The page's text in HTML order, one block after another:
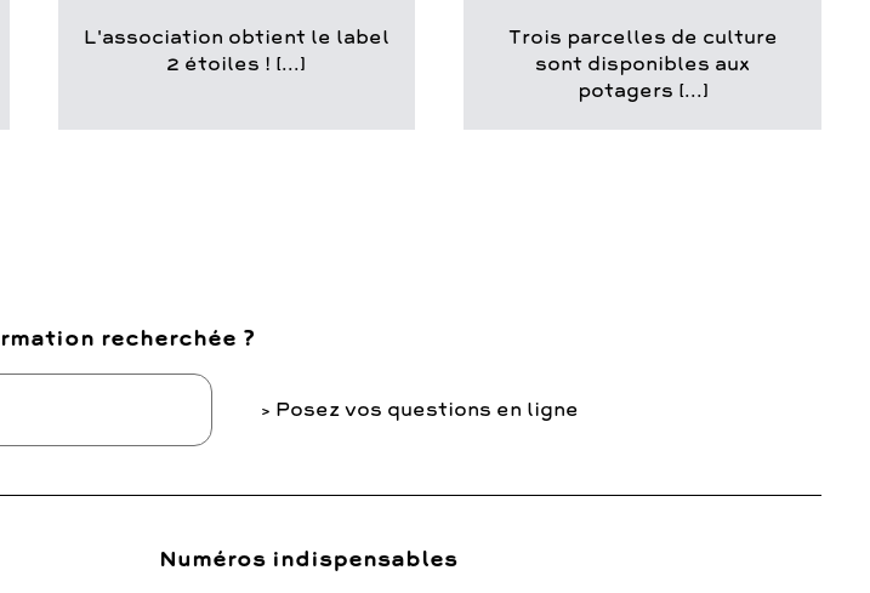
L'association obtient le label
2 étoiles ! [...]
Trois parcelles de culture
sont disponibles aux
potagers [...]
recherchée ?
Posez vos questions en ligne
Numéros indispensables